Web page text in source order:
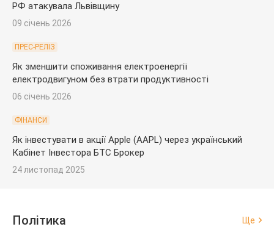
РФ атакувала Львівщину
09 січень 2026
ПРЕС-РЕЛІЗ
Як зменшити споживання електроенергії
електродвигуном без втрати продуктивності
06 січень 2026
ФІНАНСИ
Як інвестувати в акції Apple (AAPL) через український
Кабінет Інвестора БТС Брокер
24 листопад 2025
Політика Ще